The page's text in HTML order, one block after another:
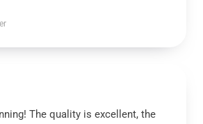
The quality is excellent, the